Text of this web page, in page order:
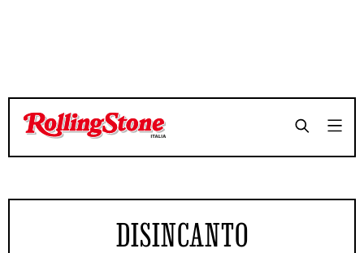
DISINCANTO